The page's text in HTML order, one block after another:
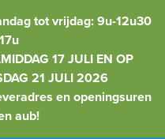
tot vrijdag: 9u-12u30
17 JULI EN OP
21 JULI 2026
en openingsuren
aub!